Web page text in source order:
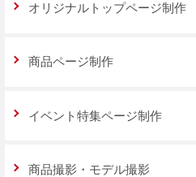
オリジナルトップページ制作
商品ページ制作
イベント特集ページ制作
商品撮影・モデル撮影